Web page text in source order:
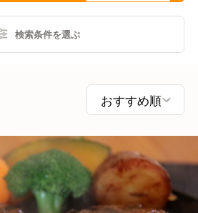
検索条件を選ぶ